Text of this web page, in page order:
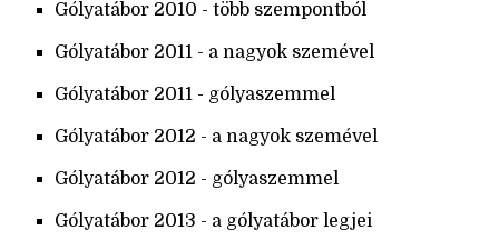
Gólyatábor 2010 - több szempontból
Gólyatábor 2011 - a nagyok szemével
Gólyatábor 2011 - gólyaszemmel
Gólyatábor 2012 - a nagyok szemével
Gólyatábor 2012 - gólyaszemmel
Gólyatábor 2013 - a gólyatábor legjei